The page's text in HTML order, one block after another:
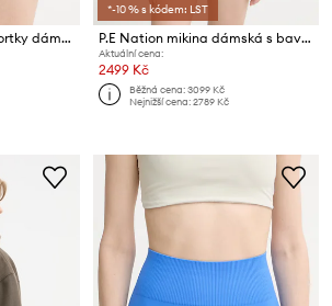
P.E Nation sportovní šortky dámské Dynamic
*-10 % s kódem: LST
P.E Nation mikina dámská s bavlnou Backspin
Aktuální cena:
2499 Kč
Běžná cena:3099 Kč
Nejnižší cena:2789 Kč